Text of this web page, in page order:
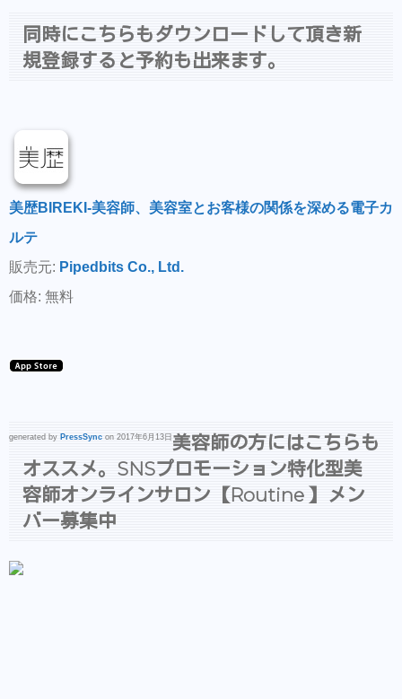
同時にこちらもダウンロードして頂き新
規登録すると予約も出来ます。
美歴BIREKI-美容師、美容室とお客様の関係を深める電子カ
ルテ
販売元: Pipedbits Co., Ltd.
価格: 無料
generated by PressSync on 2017年6月13日 美容師の方にはこちらも
オススメ。SNSプロモーション特化型美
容師オンラインサロン【Routine 】メン
バー募集中